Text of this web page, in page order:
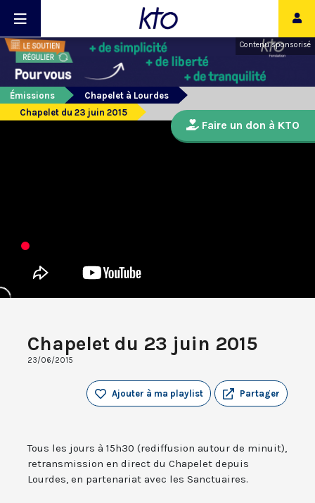
Contenu sponsorisé
Émissions
Chapelet à Lourdes
Chapelet du 23 juin 2015
Chapelet du 23 juin 2015
23/06/2015
Partager
Ajouter à ma playlist
Tous les jours à 15h30 (rediffusion autour de minuit),
retransmission en direct du Chapelet depuis
Lourdes, en partenariat avec les Sanctuaires.
Faire un don à KTO